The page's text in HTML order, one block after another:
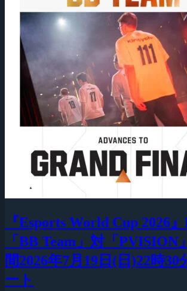
『Esports World Cup 2026
「BB Team」対「PVISION
間2026年7月19日(日)22時30
ート